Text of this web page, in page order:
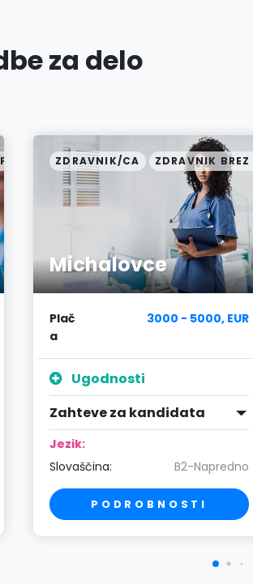
za delo
Michalovce
ZDRAVNIK/CA ZDRAVNIK
Plač
a
3000 - 5000, EUR
Ugodnosti
Zahteve za kandidata
Jezik:
Slovaščina:
B2-Napredno
PODROBNOSTI